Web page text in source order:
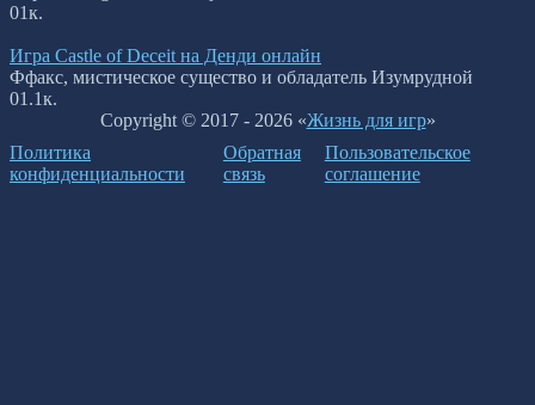
01к.
Игра Сastle of Deceit на Денди онлайн
Ффакс, мистическое существо и обладатель Изумрудной
01.1к.
Copyright © 2017 - 2026 «Жизнь для игр»
Политика
конфиденциальности
Обратная
связь
Пользовательское
соглашение